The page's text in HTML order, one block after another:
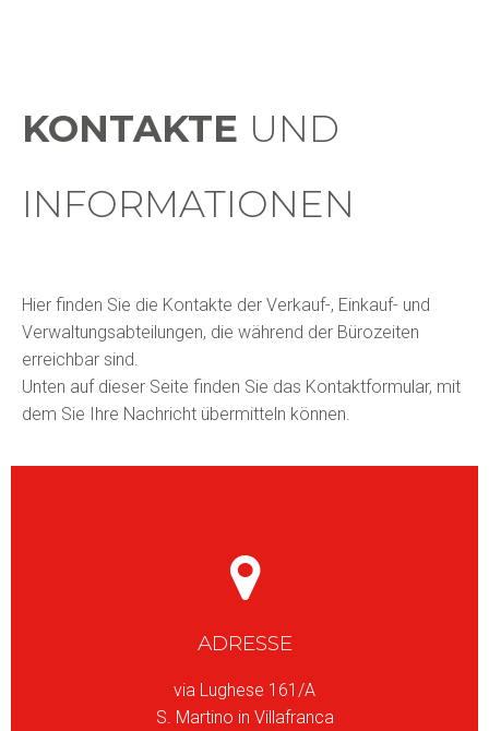
KONTAKTE UND
INFORMATIONEN
Hier finden Sie die Kontakte der Verkauf-, Einkauf- und
Verwaltungsabteilungen, die während der Bürozeiten
erreichbar sind.
Unten auf dieser Seite finden Sie das Kontaktformular, mit
dem Sie Ihre Nachricht übermitteln können.
ADRESSE
via Lughese 161/A
S. Martino in Villafranca